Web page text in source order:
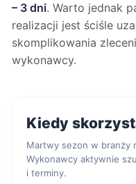
– 3 dni. Warto jednak
realizacji jest ściśle
skomplikowania
wykonawcy.
Kiedy
Martwy sezon w branży
Wykonawcy aktywnie
i terminy.